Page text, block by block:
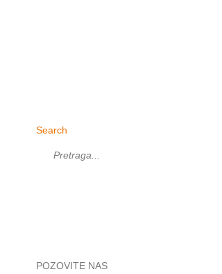
Search
POZOVITE NAS